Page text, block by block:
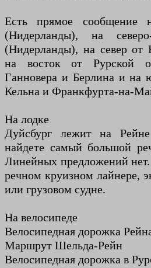
Есть прямое сообщение
(Нидерланды), на
(Нидерланды), на север от
на восток от Рурской
Ганновера и Берлина и на
Кельна и Франкфурта-на-
На лодке
Дуйсбург лежит на
найдете самый большой
Линейных предложений
речном круизном лайнере,
или грузовом судне.
На велосипеде
Велосипедная дорожка
Маршрут Шельда-Рейн
Велосипедная дорожка в